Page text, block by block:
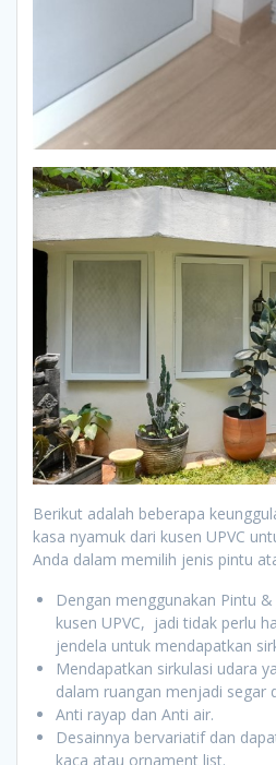
Berikut adalah beberapa
kasa nyamuk dari kusen UPVC
Anda dalam memilih jenis pintu
Dengan menggunakan Pintu
kusen UPVC, jadi tidak perlu
jendela untuk mendapatkan
Mendapatkan sirkulasi udara
dalam ruangan menjadi segar
Anti rayap dan Anti air.
Desainnya bervariatif dan
kaca atau ornament list.